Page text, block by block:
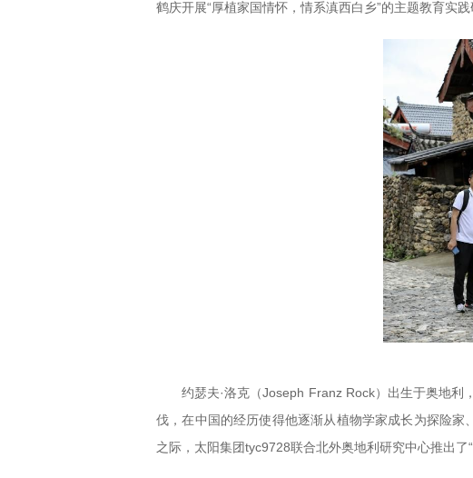
鹤庆开展“厚植家国情怀，情系滇西白乡”的主题教育实
约瑟夫·洛克（Joseph Franz Rock）出生于奥地
伐，在中国的经历使得他逐渐从植物学家成长为探险
之际，太阳集团tyc9728联合北外奥地利研究中心推出了